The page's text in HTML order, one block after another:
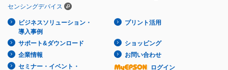
センシングデバイス
ビジネスソリューション・
導入事例
プリント活用
サポート&ダウンロード
ショッピング
企業情報
お問い合わせ
セミナー・イベント・
ログイン